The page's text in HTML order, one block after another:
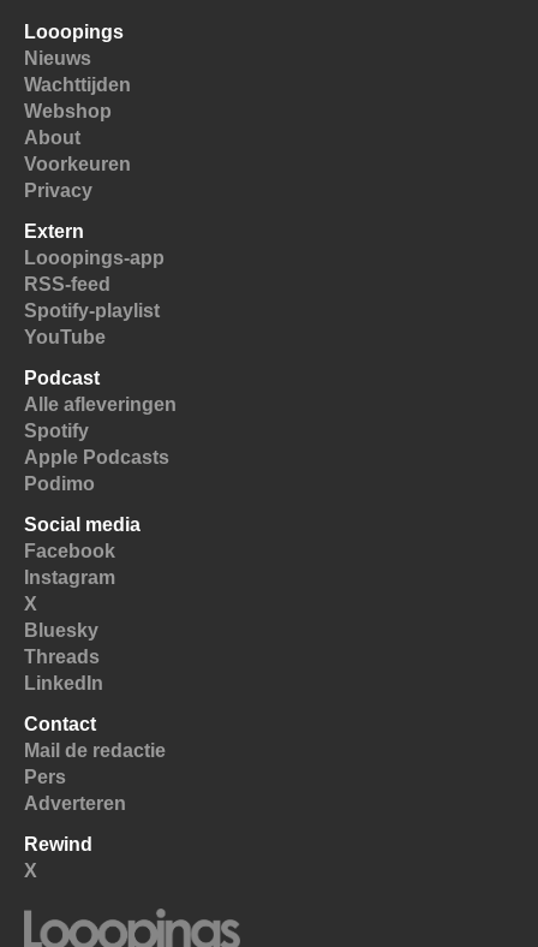
Looopings
Nieuws
Wachttijden
Webshop
About
Voorkeuren
Privacy
Extern
Looopings-app
RSS-feed
Spotify-playlist
YouTube
Podcast
Alle afleveringen
Spotify
Apple Podcasts
Podimo
Social media
Facebook
Instagram
X
Bluesky
Threads
LinkedIn
Contact
Mail de redactie
Pers
Adverteren
Rewind
X